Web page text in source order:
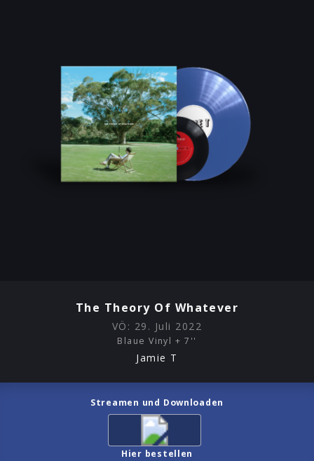
The Theory Of Whatever
VÖ: 29. Juli 2022
Blaue Vinyl + 7''
Jamie T
Streamen und Downloaden
Hier bestellen